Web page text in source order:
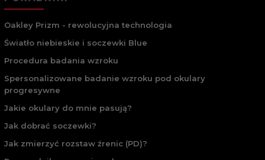
Oakley Prizm - rewolucyjna technologia
Światło niebieskie i soczewki Blue
Procedura badania wzroku
Spersonalizowane badanie wzroku pod okulary
progresywne
Jakie okulary do mnie pasują?
Jak dobrać soczewki?
Jak zmierzyć rozstaw źrenic (PD)?